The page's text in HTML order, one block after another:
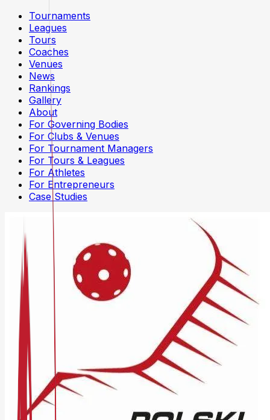
Tournaments
Leagues
Tours
Coaches
Venues
News
Rankings
Gallery
About
For Governing Bodies
For Clubs & Venues
For Tournament Managers
For Tours & Leagues
For Athletes
For Entrepreneurs
Case Studies